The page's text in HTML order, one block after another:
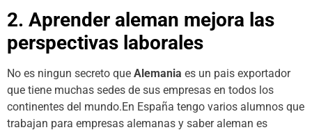
2. Aprender aleman mejora las
perspectivas laborales
No es ningun secreto que Alemania es un pais exportador
que tiene muchas sedes de sus empresas en todos los
continentes del mundo.En España tengo varios alumnos que
trabajan para empresas alemanas y saber aleman es